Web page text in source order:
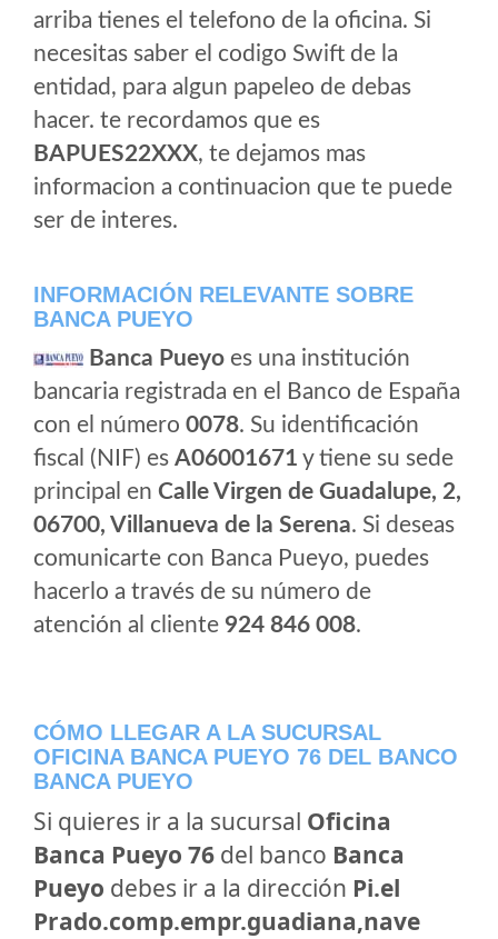
arriba tienes el telefono de la oficina. Si
necesitas saber el codigo Swift de la
entidad, para algun papeleo de debas
hacer. te recordamos que es
BAPUES22XXX, te dejamos mas
informacion a continuacion que te puede
ser de interes.
INFORMACIÓN RELEVANTE SOBRE
BANCA PUEYO
Banca Pueyo es una institución
bancaria registrada en el Banco de España
con el número 0078. Su identificación
fiscal (NIF) es A06001671 y tiene su sede
principal en Calle Virgen de Guadalupe, 2,
06700, Villanueva de la Serena. Si deseas
comunicarte con Banca Pueyo, puedes
hacerlo a través de su número de
atención al cliente 924 846 008.
CÓMO LLEGAR A LA SUCURSAL
OFICINA BANCA PUEYO 76 DEL BANCO
BANCA PUEYO
Si quieres ir a la sucursal Oficina
Banca Pueyo 76 del banco Banca
Pueyo debes ir a la dirección Pi.el
Prado.comp.empr.guadiana,nave